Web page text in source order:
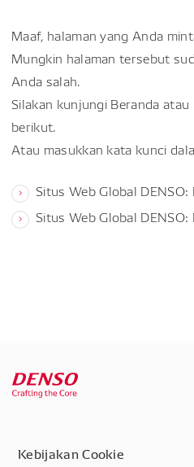
Maaf, halaman yang Anda
Mungkin halaman tersebut
Anda salah.
Silakan kunjungi Beranda
berikut.
Atau masukkan kata kunci
Situs Web Global DENSO:
Situs Web Global DENSO:
Kebijakan Cookie